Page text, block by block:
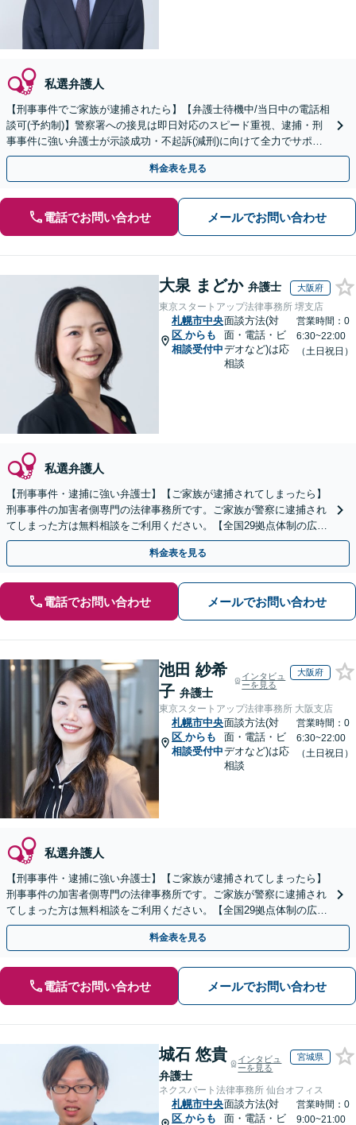
私選弁護人
【刑事事件でご家族が逮捕されたら】【弁護士待機中/当日中の電話相
談可(予約制)】警察署への接見は即日対応のスピード重視、逮捕・刑
事事件に強い弁護士が示談成功・不起訴(減刑)に向けて全力でサポー
トします。【加害者側の相談専門】
料金表を見る
電話でお問い合わせ メールでお問い合わせ
大泉 まどか 弁護士 大阪府
東京スタートアップ法律事務所 堺支店
札幌市中央
区 からも
相談受付中
面談方法(対
面・電話・ビ
デオなど)は応
相談
営業時間：0
6:30~22:00
（土日祝日）
私選弁護人
【刑事事件・逮捕に強い弁護士】【ご家族が逮捕されてしまったら】
刑事事件の加害者側専門の法律事務所です。ご家族が警察に逮捕され
てしまった方は無料相談をご利用ください。【全国29拠点体制の広域
対応】【弁護士待機中/当日中の電話相談可(予約制)】
料金表を見る
電話でお問い合わせ メールでお問い合わせ
池田 紗希
子 弁護士
インタビュ
ーを見る
大阪府
東京スタートアップ法律事務所 大阪支店
札幌市中央
区 からも
相談受付中
面談方法(対
面・電話・ビ
デオなど)は応
相談
営業時間：0
6:30~22:00
（土日祝日）
私選弁護人
【刑事事件・逮捕に強い弁護士】【ご家族が逮捕されてしまったら】
刑事事件の加害者側専門の法律事務所です。ご家族が警察に逮捕され
てしまった方は無料相談をご利用ください。【全国29拠点体制の広域
対応】【弁護士待機中/当日中の電話相談可(予約制)】
料金表を見る
電話でお問い合わせ メールでお問い合わせ
城石 悠貴
弁護士
インタビュ
ーを見る
宮城県
ネクスパート法律事務所 仙台オフィス
札幌市中央
区 からも
面談方法(対
面・電話・ビ
営業時間：0
9:00~21:00